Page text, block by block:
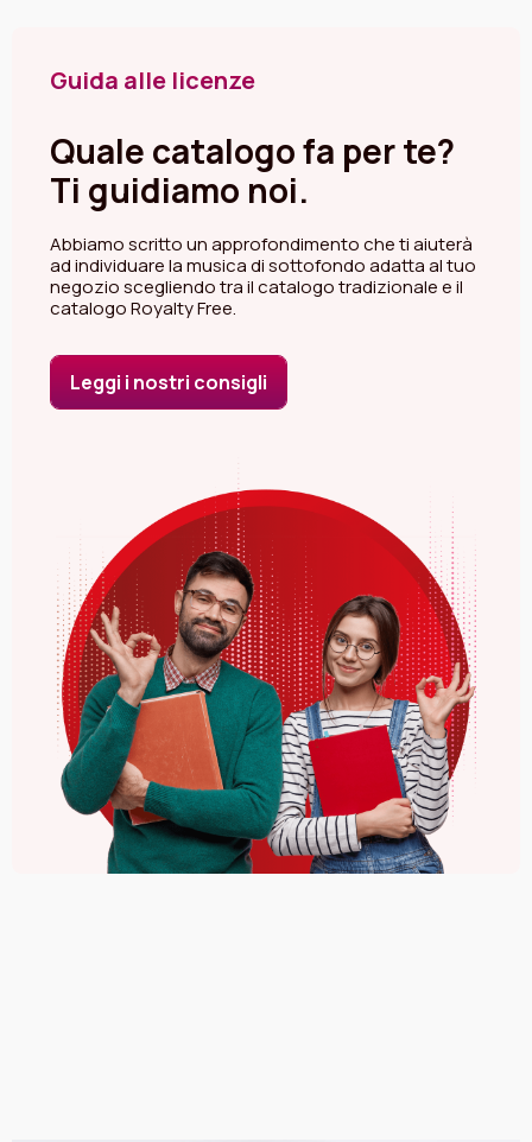
Guida alle licenze
Quale catalogo fa per te?
Ti guidiamo noi.
Abbiamo scritto un approfondimento che ti aiuterà
ad individuare la musica di sottofondo adatta al tuo
negozio scegliendo tra il catalogo tradizionale e il
catalogo Royalty Free.
Leggi i nostri consigli